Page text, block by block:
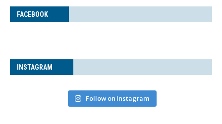
FACE­BOOK
INS­TA­GRAM
Follow on Instagram